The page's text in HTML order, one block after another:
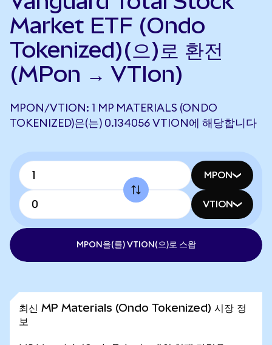
Market ETF (Ondo
Tokenized)(으)로 환전
(MPon → VTIon)
MPON/VTION: 1 MP MATERIALS (ONDO
TOKENIZED)은(는) 0.134056 VTION에 해당합니다
MPON
VTION
MPON을(를) VTION(으)로 스왑
최신 MP Materials (Ondo Tokenized) 시장 정
보